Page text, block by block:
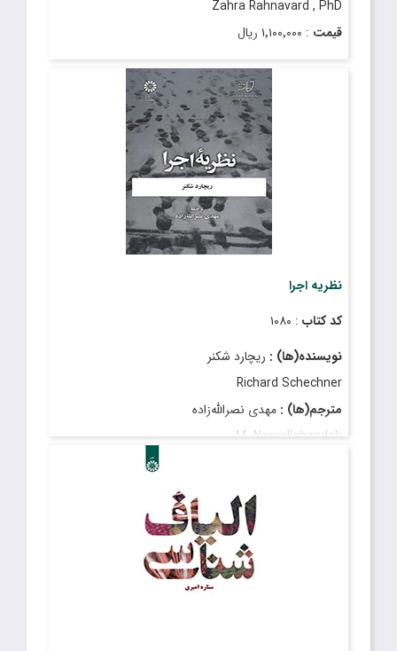
Zahra Rahnavard , PhD
قیمت : ۱٬۱۰۰٬۰۰۰ ریال
: آذر ۱۳۹۸
نظریه اجرا
کد کتاب : ۱۰۸۰
نویسنده(ها) : ریچارد شکنر
Richard Schechner
مترجم(ها) : مهدی نصرالله‌زاده
M. Nasrollahzadeh
: تیر ۱۴۰۲